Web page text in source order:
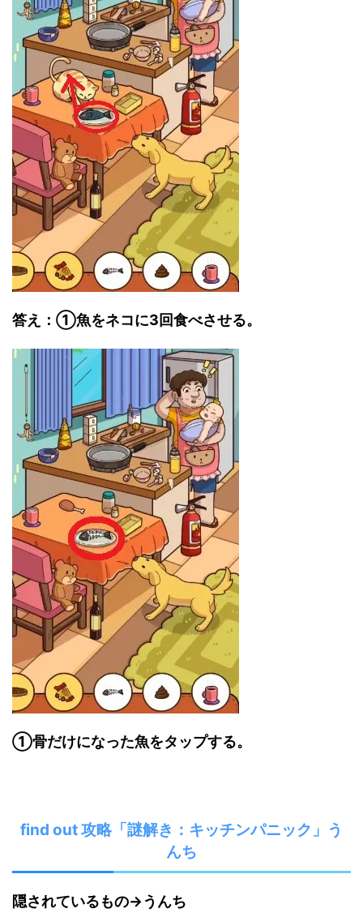
答え：①魚をネコに3回食べさせる。
①骨だけになった魚をタップする。
find out 攻略「謎解き：キッチンパニック」う
んち
隠されているもの→うんち